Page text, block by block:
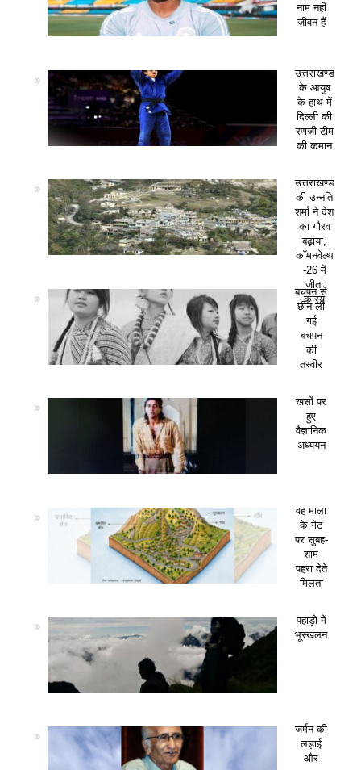
नाम नहीं
जीवन हैं
उत्तराखण्ड
के आयुष
के हाथ में
दिल्ली की
रणजी टीम
की कमान
उत्तराखण्ड
की उन्नति
शर्मा ने देश
का गौरव
बढ़ाया,
कॉमनवेल्थ
-26 में
जीता
कांस्य
बचपन से
छीन ली
गई
बचपन
की
तस्वीर
खसों पर
हुए
वैज्ञानिक
अध्ययन
वह माला
के गेट
पर सुबह-
शाम
पहरा देते
मिलता
पहाड़ो में
भूस्खलन
जर्मन की
लड़ाई
और